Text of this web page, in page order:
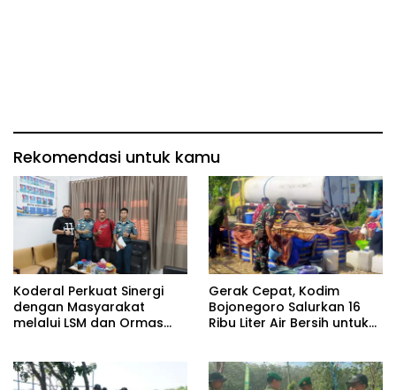
Rekomendasi untuk kamu
Koderal Perkuat Sinergi
dengan Masyarakat
melalui LSM dan Ormas
Gerak Cepat, Kodim
Bojonegoro Salurkan 16
Ribu Liter Air Bersih untuk